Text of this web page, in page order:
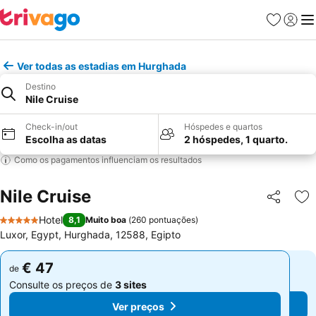
Favoritos
Iniciar
Ver todas as estadias em Hurghada
Destino
Nile Cruise
Check-in/out
Escolha as datas
Hóspedes e quartos
2 hóspedes, 1 quarto.
Como os pagamentos influenciam os resultados
Nile Cruise Partilhar
5 Estrelas
Hotel 8,1 Muito boa (260 pontuações)
Luxor, Egypt, Hurghada, 12588, Egipto
de € 47
Consulte os preços de 3 sites
Ver preços
de € 47
Consulte os preços de 3 sites
Ver preços